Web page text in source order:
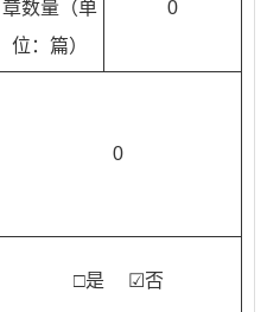
章数量（单
位：篇）
0
0
□是 ☑否